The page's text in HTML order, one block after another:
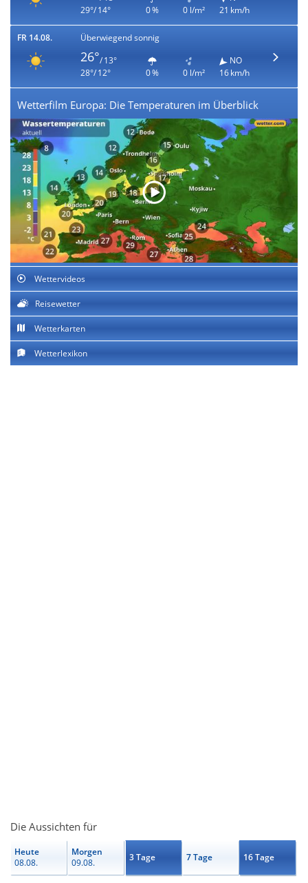
29°/ 14°
0 % 0 l/m²
21 km/h
FR 14.08. Überwiegend sonnig
26°/ 13°
28°/ 12°
0 % 0 l/m²
NO
16 km/h
Wetterfilm Europa: Die Temperaturen im Überblick
Wettervideos
Reisewetter
Wetterkarten
Wetterlexikon
Die Aussichten für
Heute
08.08.
Morgen
09.08.
3 Tage 7 Tage 16 Tage